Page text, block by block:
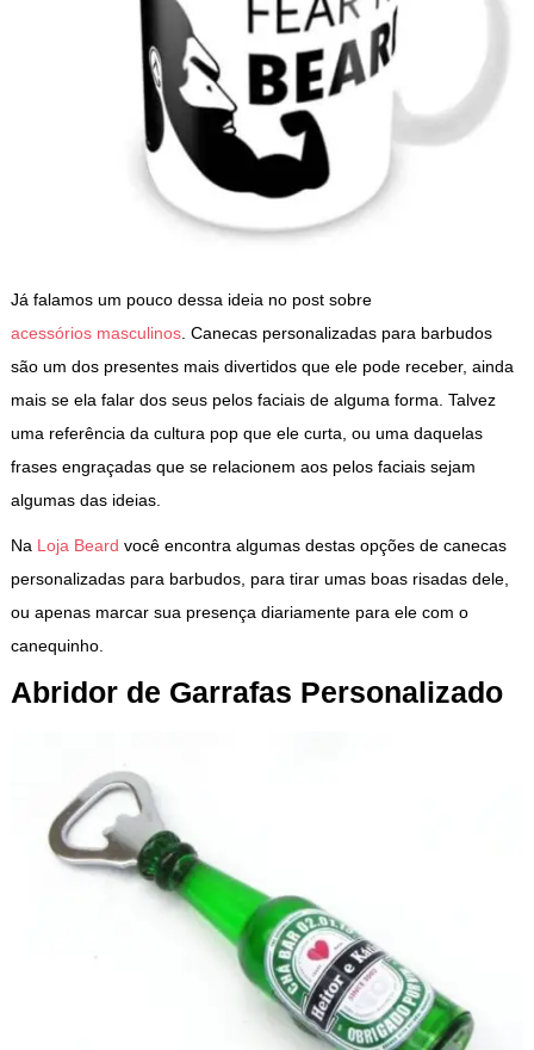
Já falamos um pouco dessa ideia no post sobre
acessórios masculinos. Canecas personalizadas para barbudos
são um dos presentes mais divertidos que ele pode receber, ainda
mais se ela falar dos seus pelos faciais de alguma forma. Talvez
uma referência da cultura pop que ele curta, ou uma daquelas
frases engraçadas que se relacionem aos pelos faciais sejam
algumas das ideias.
Na Loja Beard você encontra algumas destas opções de canecas
personalizadas para barbudos, para tirar umas boas risadas dele,
ou apenas marcar sua presença diariamente para ele com o
canequinho.
Abridor de Garrafas Personalizado